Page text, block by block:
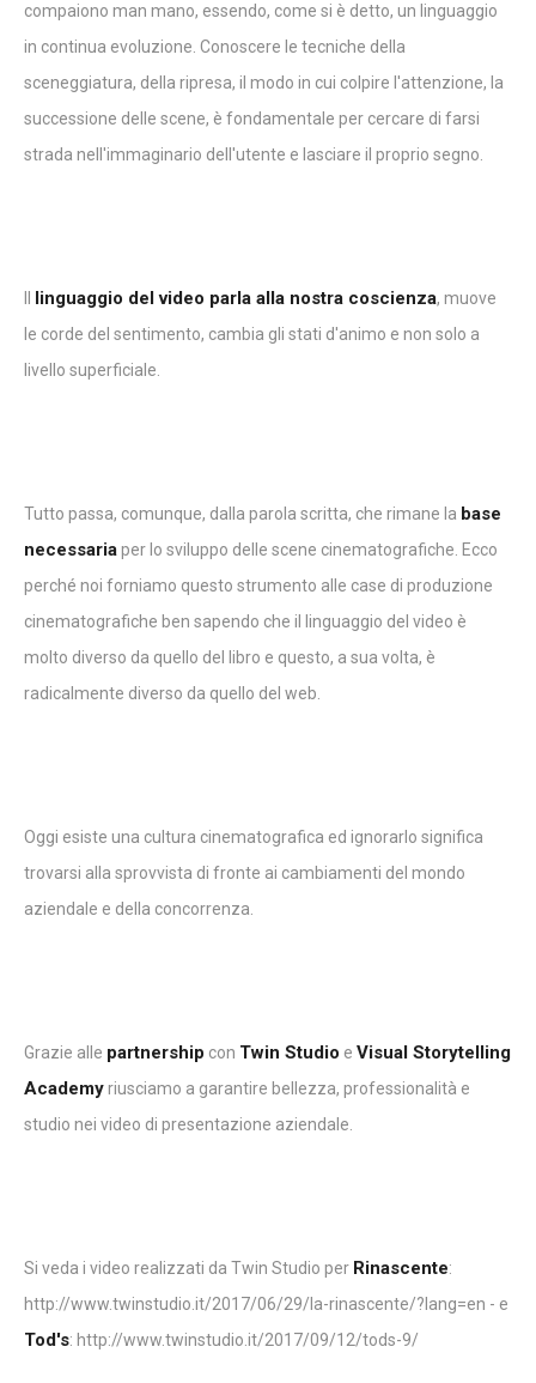
compaiono man mano, essendo, come si è detto, un linguaggio
in continua evoluzione. Conoscere le tecniche della
sceneggiatura, della ripresa, il modo in cui colpire l'attenzione, la
successione delle scene, è fondamentale per cercare di farsi
strada nell'immaginario dell'utente e lasciare il proprio segno.
linguaggio del video parla alla nostra coscienza, muove
le corde del sentimento, cambia gli stati d'animo e non solo a
livello superficiale.
Tutto passa, comunque, dalla parola scritta, che rimane la base
necessariaper lo sviluppo delle scene cinematografiche. Ecco
perché noi forniamo questo strumento alle case di produzione
cinematografiche ben sapendo che il linguaggio del video è
molto diverso da quello del libro e questo, a sua volta, è
radicalmente diverso da quello del web.
Oggi esiste una cultura cinematografica ed ignorarlo significa
trovarsi alla sprovvista di fronte ai cambiamenti del mondo
aziendale e della concorrenza.
Grazie alle partnership con Twin Studio e Visual Storytelling
Academyriusciamo a garantire bellezza, professionalità e
studio nei video di presentazione aziendale.
Si veda i video realizzati da Twin Studio per Rinascente:
http://www.twinstudio.it/2017/06/29/la-rinascente/?lang=en - e
Tod's: http://www.twinstudio.it/2017/09/12/tods-9/